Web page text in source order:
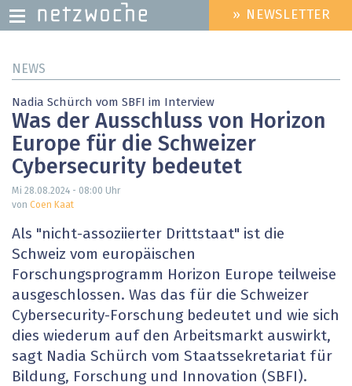
zum
HEADER
MENU
» NEWSLETTER
NEWS
Nadia Schürch vom SBFI im Interview
Was der Ausschluss von Horizon
Europe für die Schweizer
Cybersecurity bedeutet
Mi 28.08.2024 - 08:00 Uhr
von Coen Kaat
Als "nicht-assoziierter Drittstaat" ist die
Schweiz vom europäischen
Forschungsprogramm Horizon Europe teilweise
ausgeschlossen. Was das für die Schweizer
Cybersecurity-Forschung bedeutet und wie sich
dies wiederum auf den Arbeitsmarkt auswirkt,
sagt Nadia Schürch vom Staatssekretariat für
Bildung, Forschung und Innovation (SBFI).